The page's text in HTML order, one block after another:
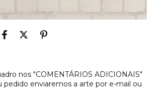
nos "COMENTÁRIOS ADICIONAIS"
pedido enviaremos a arte por e-mail ou